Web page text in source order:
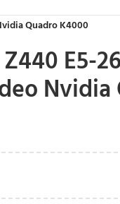
Quadro K4000
E5-